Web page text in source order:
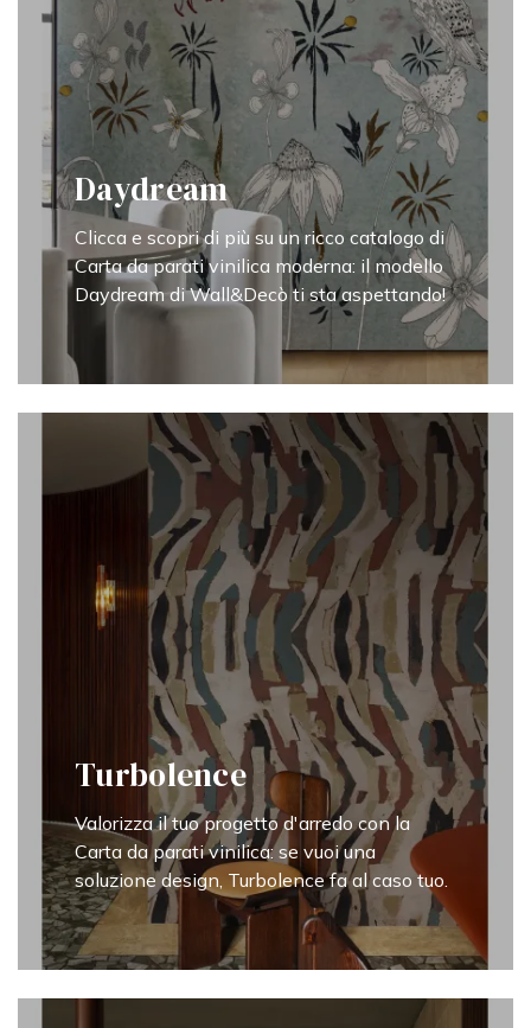
Daydream
Clicca e scopri di più su un ricco catalogo di
Carta da parati vinilica moderna: il modello
Daydream di Wall&Decò ti sta aspettando!
Turbolence
Valorizza il tuo progetto d'arredo con la
Carta da parati vinilica: se vuoi una
soluzione design, Turbolence fa al caso tuo.